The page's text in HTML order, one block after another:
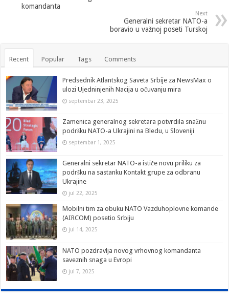
komandanta
Next
Generalni sekretar NATO-a
boravio u važnoj poseti Turskoj
Recent Popular Tags Comments
Predsednik Atlantskog Saveta Srbije za NewsMax o
ulozi Ujedninjenih Nacija u očuvanju mira
septembar 23, 2025
Zamenica generalnog sekretara potvrdila snažnu
podršku NATO-a Ukrajini na Bledu, u Sloveniji
septembar 1, 2025
Generalni sekretar NATO-a ističe novu priliku za
podršku na sastanku Kontakt grupe za odbranu
Ukrajine
jul 22, 2025
Mobilni tim za obuku NATO Vazduhoplovne komande
(AIRCOM) posetio Srbiju
jul 14, 2025
NATO pozdravlja novog vrhovnog komandanta
saveznih snaga u Evropi
jul 7, 2025